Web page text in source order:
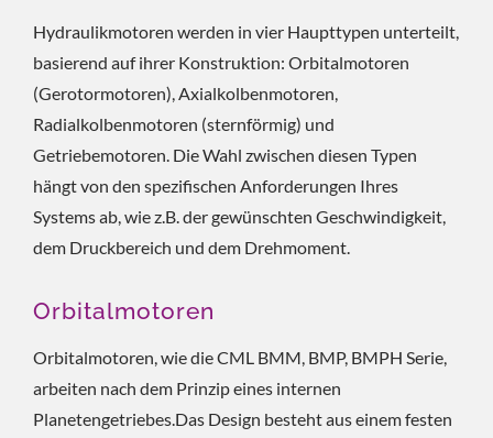
Hydraulikmotoren werden in vier Haupttypen unterteilt,
basierend auf ihrer Konstruktion: Orbitalmotoren
(Gerotormotoren), Axialkolbenmotoren,
Radialkolbenmotoren (sternförmig) und
Getriebemotoren. Die Wahl zwischen diesen Typen
hängt von den spezifischen Anforderungen Ihres
Systems ab, wie z.B. der gewünschten Geschwindigkeit,
dem Druckbereich und dem Drehmoment.
Orbitalmotoren
Orbitalmotoren, wie die CML BMM, BMP, BMPH Serie,
arbeiten nach dem Prinzip eines internen
Planetengetriebes.Das Design besteht aus einem festen